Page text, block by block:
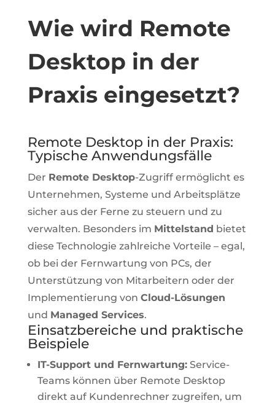
Wie wird Remote
Desktop in der
Praxis eingesetzt?
Remote Desktop in der Praxis:
Typische Anwendungsfälle
Der Remote Desktop-Zugriff ermöglicht es
Unternehmen, Systeme und Arbeitsplätze
sicher aus der Ferne zu steuern und zu
verwalten. Besonders im Mittelstand bietet
diese Technologie zahlreiche Vorteile – egal,
ob bei der Fernwartung von PCs, der
Unterstützung von Mitarbeitern oder der
Implementierung von Cloud-Lösungen
und Managed Services.
Einsatzbereiche und praktische
Beispiele
IT-Support und Fernwartung:Service-
Teams können über Remote Desktop
direkt auf Kundenrechner zugreifen, um